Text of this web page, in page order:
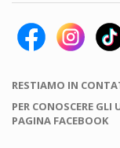
RESTIAMO IN
PER CONOSCERE
PAGINA FACEBOOK